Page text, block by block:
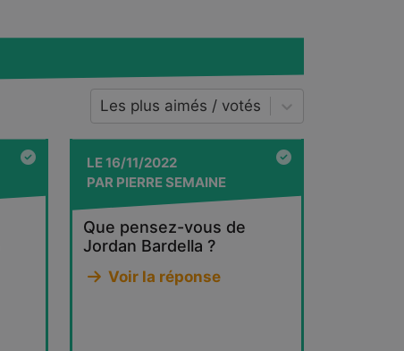
Les plus aimés / votés
LE16/11/2022
PAR PIERRE SEMAINE
Que pensez-vous de
Jordan Bardella ?
Voir la réponse